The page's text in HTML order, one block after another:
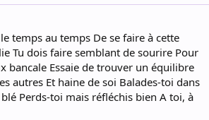
temps au temps De se faire à cette
Tu dois faire semblant de sourire Pour
bancale Essaie de trouver un équilibre
autres Et haine de soi Balades-toi dans
Perds-toi mais réfléchis bien A toi, à